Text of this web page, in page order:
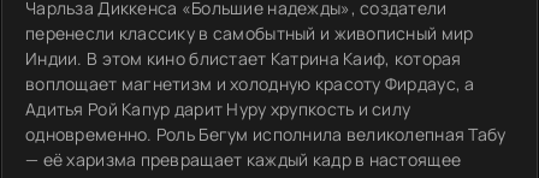
Чарльза Диккенса «Большие надежды», создатели
перенесли классику в самобытный и живописный мир
Индии. В этом кино блистает Катрина Каиф, которая
воплощает магнетизм и холодную красоту Фирдаус, а
Адитья Рой Капур дарит Нуру хрупкость и силу
одновременно. Роль Бегум исполнила великолепная Табу
— её харизма превращает каждый кадр в настоящее